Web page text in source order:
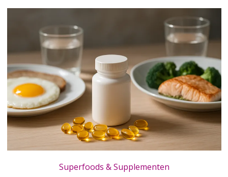
Het beste moment om vitamine D te nemen voor optimale opname en weerstand
Superfoods & Supplementen